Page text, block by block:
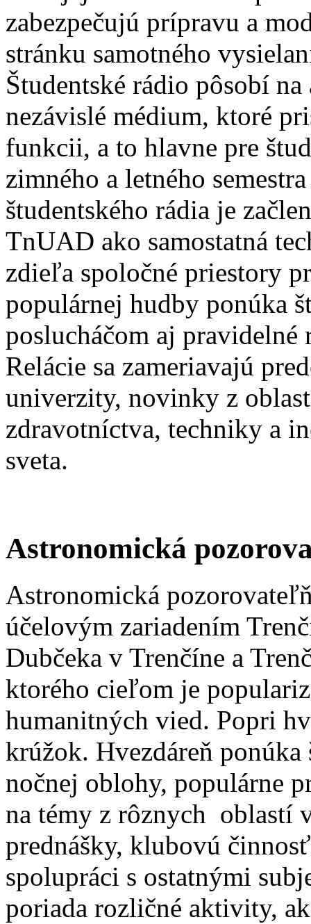
zabezpečujú prípravu a
stránku samotného
Študentské rádio pôsobí
nezávislé médium, ktoré
funkcii, a to hlavne pre
zimného a letného
študentského rádia je
TnUAD ako samostatná
zdieľa spoločné priestory
populárnej hudby ponúka
poslucháčom aj pravidelné
Relácie sa zameriavajú
univerzity, novinky z
zdravotníctva, techniky a
sveta.
Astronomická
Astronomická
účelovým zariadením
Dubčeka v Trenčíne a
ktorého cieľom je
humanitných vied. Popri
krúžok. Hvezdáreň
nočnej oblohy, populárne
na témy z rôznych oblastí
prednášky, klubovú
spolupráci s ostatnými
poriada rozličné aktivity,